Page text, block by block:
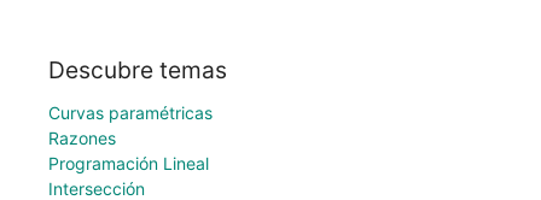
Descubre temas
Curvas paramétricas
Razones
Programación Lineal
Intersección